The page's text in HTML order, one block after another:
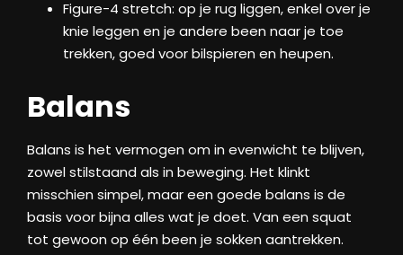
Figure-4 stretch: op je rug liggen, enkel over je
knie leggen en je andere been naar je toe
trekken, goed voor bilspieren en heupen.
Balans
Balans is het vermogen om in evenwicht te blijven,
zowel stilstaand als in beweging. Het klinkt
misschien simpel, maar een goede balans is de
basis voor bijna alles wat je doet. Van een squat
tot gewoon op één been je sokken aantrekken.